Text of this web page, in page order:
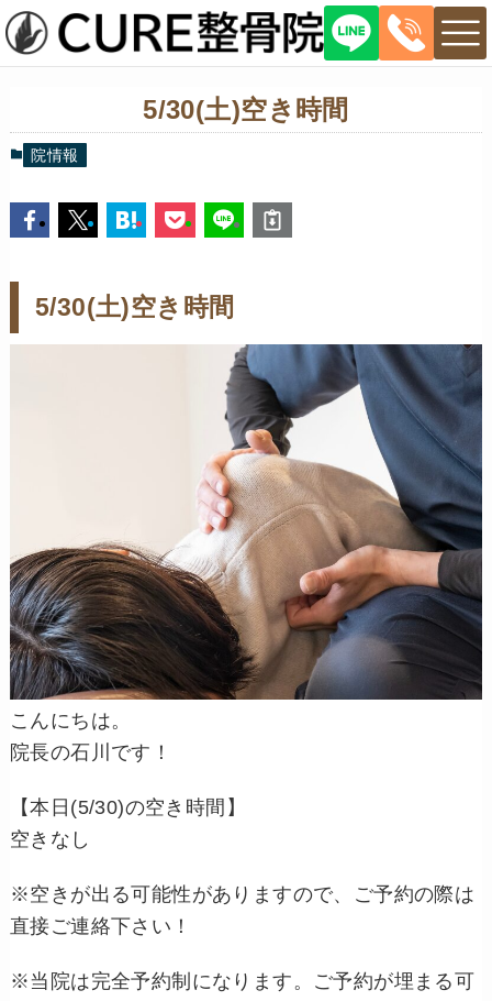
5/30(土)空き時間
院情報
5/30(土)空き時間
こんにちは。
院長の石川です！
【本日(5/30)の空き時間】
空きなし
※空きが出る可能性がありますので、ご予約の際は
直接ご連絡下さい！
※当院は完全予約制になります。ご予約が埋まる可